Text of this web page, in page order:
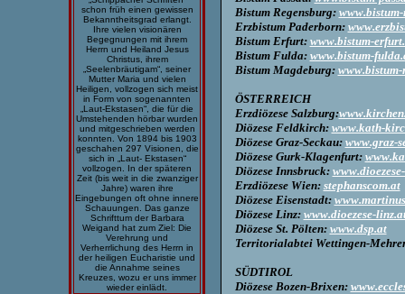
schon früh einen gewissen
Bekanntheitsgrad erlangt.
Ihre vielen visionären
Begegnungen mit ihrem
Herrn und Heiland Jesus
Christus, ihrem
„Seelenbräutigam“, seiner
Mutter Maria und vielen
Heiligen, vollzogen sich meist
in Form von sogenannten
„Laut-Ekstasen“, die für die
Umstehenden hörbar wurden
und mitgeschrieben werden
konnten. Von 1894 bis 1903
geschahen 297 Visionen, die
sich in „Laut- Ekstasen“
vollzogen. In der späteren
Zeit (bis weit in die zwanziger
Jahre) waren ihre
Eingebungen oft ohne innere
Schauungen. Das ganze
Schrifttum der Barbara
Weigand hat zum Ziel: Die
Verehrung und
Verherrlichung des Herrn in
der heiligen Eucharistie und
die Annahme seines
Kreuzes, wozu er uns immer
wieder einlädt.
Bistum Regensburg:
Erzbistum Paderborn:
Bistum Erfurt: www.bistum-
Bistum Fulda: www.bistum-
Bistum Magdeburg:
ÖSTERREICH
Erzdiözese Salzburg:
Diözese Feldkirch: www.kath-
Diözese Graz-Seckau: www.graz-
Diözese Gurk-Klagenfurt:
Diözese Innsbruck:
Erzdiözese Wien: stephanscom.at
Diözese Eisenstadt:
Diözese Linz: www.dioezese-
Diözese St. Pölten: www.dsp.at
Territorialabtei Wettingen-
SÜDTIROL
Diözese Bozen-Brixen: